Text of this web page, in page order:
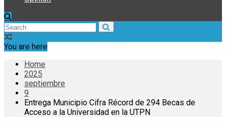
You are here
Home
2025
septiembre
9
Entrega Municipio Cifra Récord de 294 Becas de
Acceso a la Universidad en la UTPN